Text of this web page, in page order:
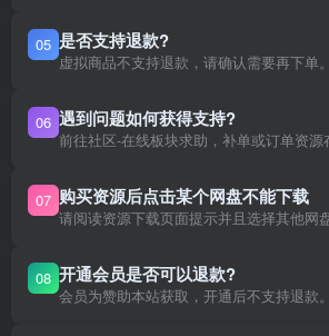
05 是否支持退款?
虚拟商品不支持退款，请确认需要再下单。
06 遇到问题如何获得支持?
前往社区-在线板块求助，补单或订单资源
07 购买资源后点击某个网盘不能下载
请阅读资源下载页面提示并且选择其他网盘
08 开通会员是否可以退款?
会员为赞助本站获取，开通后不支持退款。